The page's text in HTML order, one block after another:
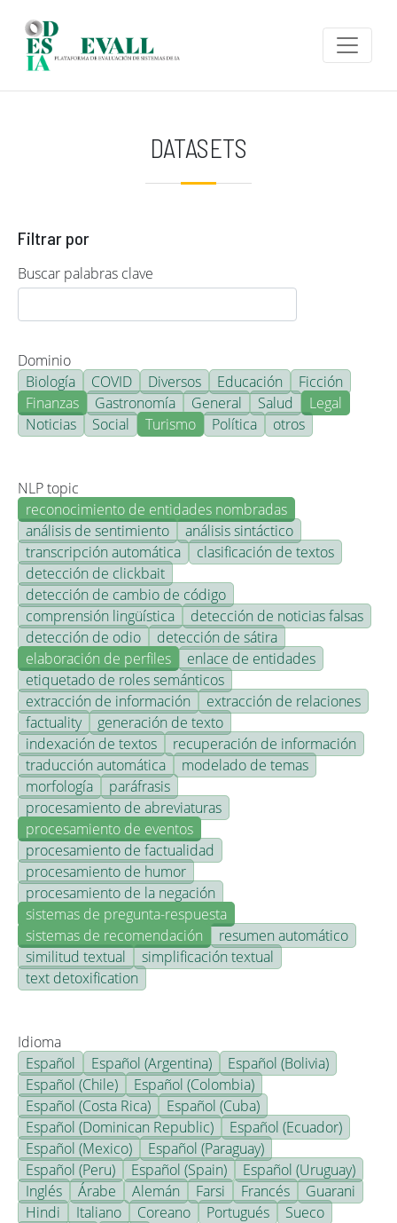
DATASETS
Filtrar por
Buscar palabras clave
Dominio
Biología
COVID Diversos Educación
Ficción
Finanzas
Gastronomía General Salud
Legal
Noticias
Social Turismo Política otros
NLP topic
reconocimiento de entidades nombradas
análisis de sentimiento
análisis sintáctico
transcripción automática
clasificación de textos
detección de clickbait
detección de cambio de código
comprensión lingüística
detección de noticias falsas
detección de odio
detección de sátira
elaboración de perfiles
enlace de entidades
etiquetado de roles semánticos
extracción de información
extracción de relaciones
factuality
generación de texto
indexación de textos
recuperación de información
traducción automática
modelado de temas
morfología
paráfrasis
procesamiento de abreviaturas
procesamiento de eventos
procesamiento de factualidad
procesamiento de humor
procesamiento de la negación
sistemas de pregunta-respuesta
sistemas de recomendación
resumen automático
similitud textual
simplificación textual
text detoxification
Idioma
Español
Español (Argentina)
Español (Bolivia)
Español (Chile)
Español (Colombia)
Español (Costa Rica)
Español (Cuba)
Español (Dominican Republic)
Español (Ecuador)
Español (Mexico)
Español (Paraguay)
Español (Peru)
Español (Spain)
Español (Uruguay)
Inglés
Árabe Alemán Farsi Francés
Guarani
Hindi
Italiano Coreano Portugués
Sueco